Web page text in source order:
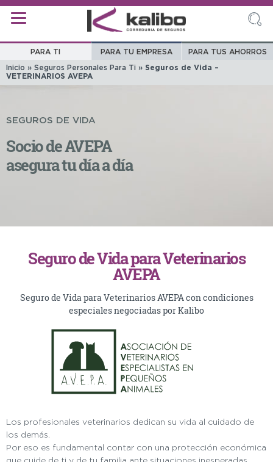
PARA TI PARA TU EMPRESA
PARA TUS AHORROS
Inicio » Seguros Personales Para Ti » Seguros de Vida –
VETERINARIOS AVEPA
SEGUROS DE VIDA
Socio de AVEPA
asegura tu día a día
Seguro de Vida para Veterinarios
AVEPA
Seguro de Vida para Veterinarios AVEPA con condiciones
especiales negociadas por Kalibo
Los profesionales veterinarios dedican su vida al cuidado de
los demás.
Por eso es fundamental contar con una protección económica
que cuide de ti y de tu familia ante situaciones inesperadas.